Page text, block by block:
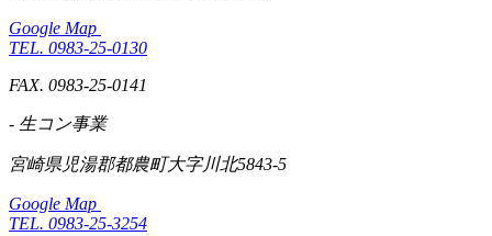
Google Map
TEL. 0983-25-0130
FAX. 0983-25-0141
- 生コン事業
宮崎県児湯郡都農町大字川北5843-5
Google Map
TEL. 0983-25-3254